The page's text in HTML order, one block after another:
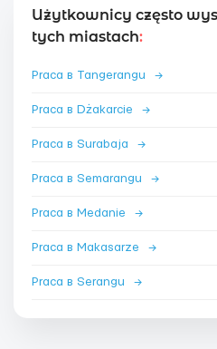
Użytkownicy często
tych miastach:
Praca в Tangerangu →
Praca в Dżakarcie →
Praca в Surabaja →
Praca в Semarangu →
Praca в Medanie →
Praca в Makasarze →
Praca в Serangu →